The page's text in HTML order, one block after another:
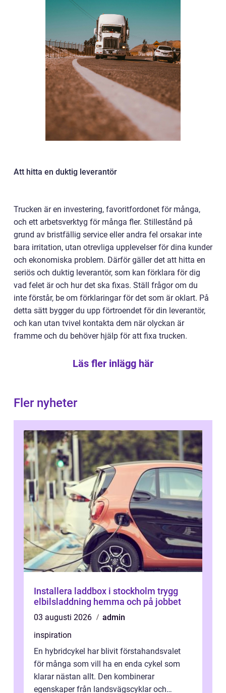
Att hitta en duktig leverantör
Trucken är en investering, favoritfordonet för många,
och ett arbetsverktyg för många fler. Stillestånd på
grund av bristfällig service eller andra fel orsakar inte
bara irritation, utan otrevliga upplevelser för dina kunder
och ekonomiska problem. Därför gäller det att hitta en
seriös och duktig leverantör, som kan förklara för dig
vad felet är och hur det ska fixas. Ställ frågor om du
inte förstår, be om förklaringar för det som är oklart. På
detta sätt bygger du upp förtroendet för din leverantör,
och kan utan tvivel kontakta dem när olyckan är
framme och du behöver hjälp för att fixa trucken.
Läs fler inlägg här
Fler nyheter
Installera laddbox i stockholm trygg
elbilsladdning hemma och på jobbet
03 augusti 2026
admin
inspiration
En hybridcykel har blivit förstahandsvalet
för många som vill ha en enda cykel som
klarar nästan allt. Den kombinerar
egenskaper från landsvägscyklar och